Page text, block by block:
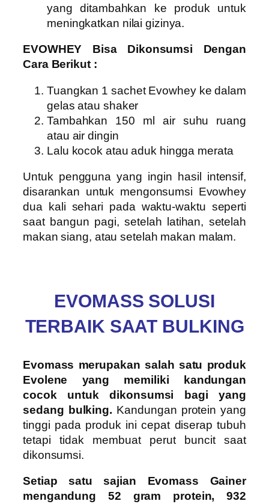
yang ditambahkan ke produk untuk
meningkatkan nilai gizinya.
EVOWHEY Bisa Dikonsumsi Dengan
Cara Berikut :
Tuangkan 1 sachet Evowhey ke dalam
gelas atau shaker
Tambahkan 150 ml air suhu ruang
atau air dingin
Lalu kocok atau aduk hingga merata
Untuk pengguna yang ingin hasil intensif,
disarankan untuk mengonsumsi Evowhey
dua kali sehari pada waktu-waktu seperti
saat bangun pagi, setelah latihan, setelah
makan siang, atau setelah makan malam.
EVOMASS SOLUSI
TERBAIK SAAT BULKING
Evomass merupakan salah satu produk
Evolene yang memiliki kandungan
cocok untuk dikonsumsi bagi yang
sedang bulking. Kandungan protein yang
tinggi pada produk ini cepat diserap tubuh
tetapi tidak membuat perut buncit saat
dikonsumsi.
Setiap satu sajian Evomass Gainer
mengandung 52 gram protein, 932